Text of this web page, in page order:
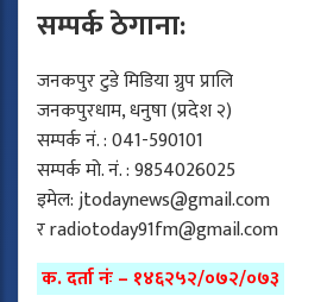
सम्पर्क ठेगाना:
जनकपुर टुडे मिडिया ग्रुप प्रालि
जनकपुरधाम, धनुषा (प्रदेश २)
सम्पर्क नं. : 041-590101
सम्पर्क मो. नं. : 9854026025
इमेल:jtodaynews@gmail.com
रradiotoday91fm@gmail.com
क. दर्ता नंः – १४६२५२/०७२/०७३